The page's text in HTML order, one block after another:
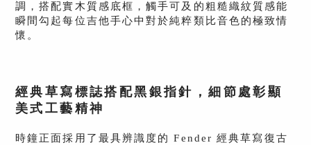
調，搭配實木質感底框，觸手可及的粗糙織紋質感能
瞬間勾起每位吉他手心中對於純粹類比音色的極致情
懷。
經典草寫標誌搭配黑銀指針，細節處彰顯
美式工藝精神
時鐘正面採用了最具辨識度的 Fender 經典草寫復古